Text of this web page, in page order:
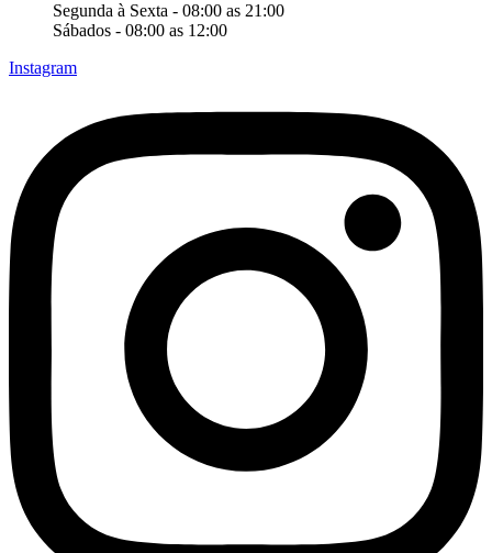
Segunda à Sexta - 08:00 as 21:00
Sábados - 08:00 as 12:00
Instagram